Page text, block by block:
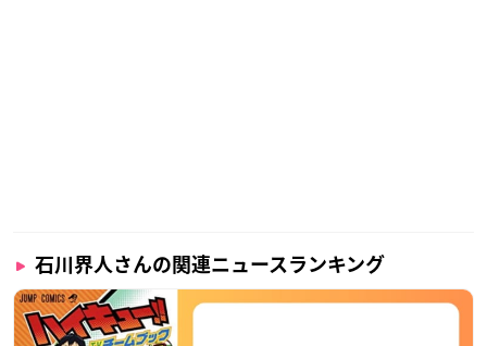
石川界人さんの関連ニュースランキング